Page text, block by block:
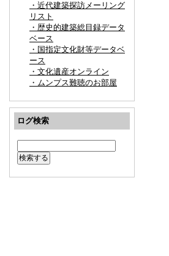
・近代建築探訪メーリング
リスト
・歴史的建築総目録データ
ベース
・国指定文化財等データベ
ース
・文化遺産オンライン
・ムンプス難聴のお部屋
ログ検索